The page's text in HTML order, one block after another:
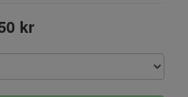
kr